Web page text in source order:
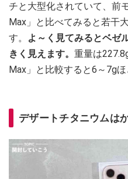
チと大型化されていて、前
Max」と比べてみると若干
す。
よ～く見てみるとベゼ
きく見えます。 重量は
Max」と比較すると6～7g
デザートチタニウムは